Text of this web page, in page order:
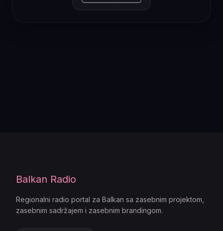
Balkan Radio
Regionalni radio portal za Balkan sa zasebnim projektom,
zasebnim sadržajem i zasebnim brandingom.